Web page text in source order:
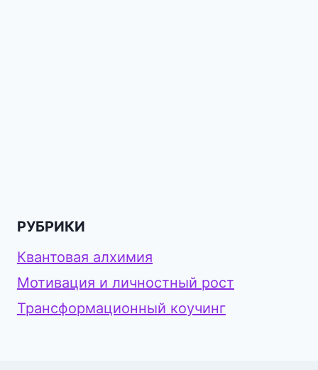
РУБРИКИ
Квантовая алхимия
Мотивация и личностный рост
Трансформационный коучинг